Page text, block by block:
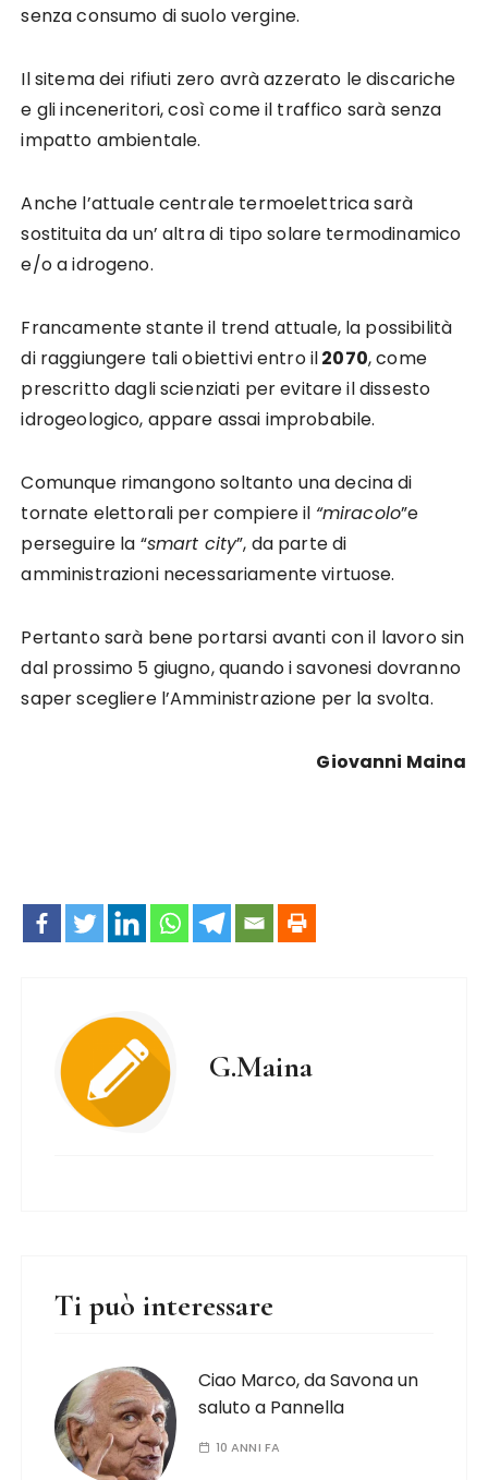
senza consumo di suolo vergine.
Il sitema dei rifiuti zero avrà azzerato le discariche
e gli inceneritori, così come il traffico sarà senza
impatto ambientale.
Anche l’attuale centrale termoelettrica sarà
sostituita da un’ altra di tipo solare termodinamico
e/o a idrogeno.
Francamente stante il trend attuale, la possibilità
di raggiungere tali obiettivi entro il2070, come
prescritto dagli scienziati per evitare il dissesto
idrogeologico, appare assai improbabile.
Comunque rimangono soltanto una decina di
tornate elettorali per compiere il “miracolo”e
perseguire la “smart city”, da parte di
amministrazioni necessariamente virtuose.
Pertanto sarà bene portarsi avanti con il lavoro sin
dal prossimo 5 giugno, quando i savonesi dovranno
saper scegliere l’Amministrazione per la svolta.
Giovanni Maina
G.Maina
Ti può interessare
Ciao Marco, da Savona un
saluto a Pannella
10 ANNI FA